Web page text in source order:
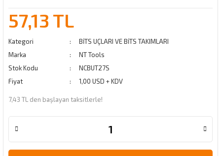
57,13 TL
Kategori
BİTS UÇLARI VE BİTS TAKIMLARI
Marka
NT Tools
Stok Kodu
NCBUT27S
Fiyat
1,00 USD + KDV
7,43 TL den başlayan taksitlerle!